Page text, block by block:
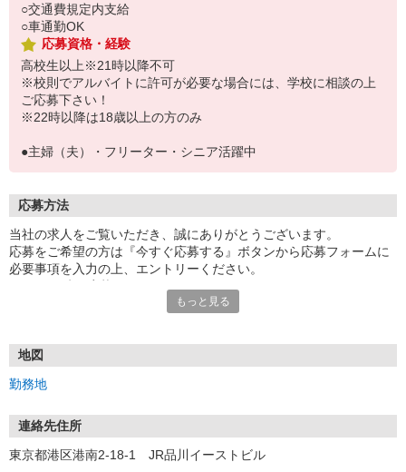
○交通費規定内支給
○車通勤OK
応募資格・経験
高校生以上※21時以降不可
※校則でアルバイトに許可が必要な場合には、学校に相談の上
ご応募下さい！
※22時以降は18歳以上の方のみ
●主婦（夫）・フリーター・シニア活躍中
応募方法
当社の求人をご覧いただき、誠にありがとうございます。
応募をご希望の方は『今すぐ応募する』ボタンから応募フォームに
必要事項を入力の上、エントリーください。
号」など
もっと見る
地図
勤務地
連絡先住所
東京都港区港南2-18-1 JR品川イーストビル